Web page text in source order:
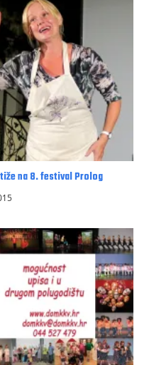
na 8. festival Prolog